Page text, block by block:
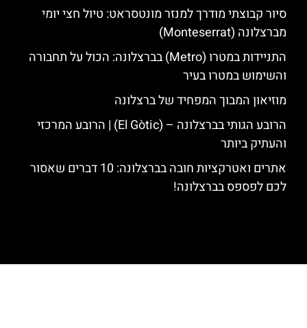
סיור קבוצתי מודרך למנזר מונטסראט: טיול חצי יומי
מברצלונה (Monteserrat)
התניידות במטרו (Metro) בברצלונה: הכול על תחבורה
והשימוש במטרו בעיר
מוזיאון המבוך המפחיד של ברצלונה
הרובע הגותי בברצלונה – (El Gòtic) | הרובע המרכזי
והעתיק ביותר
אתרים ואטרקציות חובה בברצלונה: 10 דברים שאסור
לכם לפספס בברצלונה!